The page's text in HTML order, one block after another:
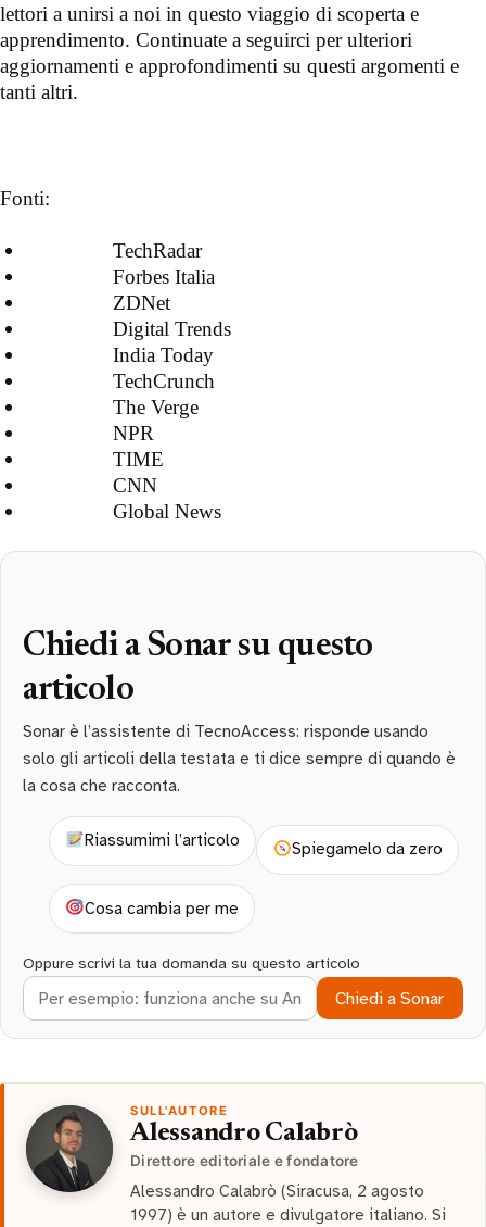
lettori a unirsi a noi in questo viaggio di scoperta e
apprendimento. Continuate a seguirci per ulteriori
aggiornamenti e approfondimenti su questi argomenti e
tanti altri.
Fonti:
TechRadar
Forbes Italia
ZDNet
Digital Trends
India Today
TechCrunch
The Verge
NPR
TIME
CNN
Global News
Chiedi a Sonar su questo
articolo
Sonar è l’assistente di TecnoAccess: risponde usando
solo gli articoli della testata e ti dice sempre di quando è
la cosa che racconta.
Riassumimi l’articolo Spiegamelo da zero
Cosa cambia per me
Oppure scrivi la tua domanda su questo articolo
Chiedi a Sonar
SULL'AUTORE
Alessandro Calabrò
Direttore editoriale e fondatore
Alessandro Calabrò (Siracusa, 2 agosto
1997) è un autore e divulgatore italiano. Si